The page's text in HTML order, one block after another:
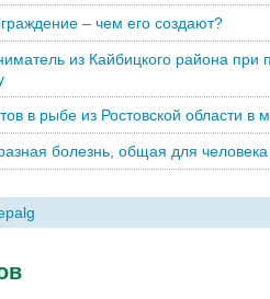
– чем его создают?
из Кайбицкого района при
в рыбе из Ростовской области в
болезнь, общая для